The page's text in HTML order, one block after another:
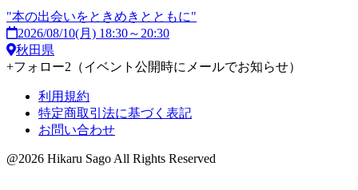
"本の出会いをときめきとともに"
2026/08/10(月) 18:30～20:30
秋田県
+フォロー2 （イベント公開時にメールでお知らせ）
利用規約
特定商取引法に基づく表記
お問い合わせ
@2026 Hikaru Sago All Rights Reserved